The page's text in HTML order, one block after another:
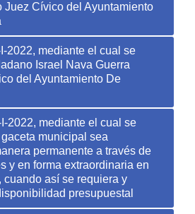
Juez Cívico del Ayuntamiento
2022, mediante el cual se
Israel Nava Guerra
del Ayuntamiento De
2022, mediante el cual se
municipal sea
permanente a través de
y en forma extraordinaria en
cuando así se requiera y
presupuestal